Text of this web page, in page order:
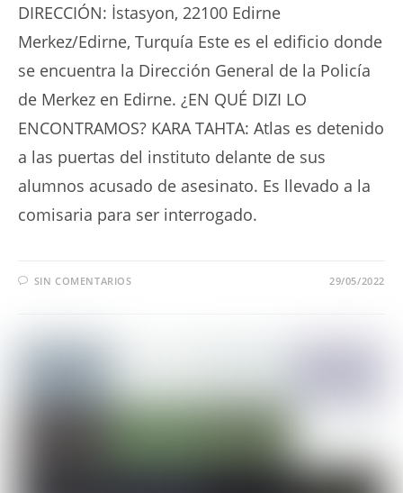
DIRECCIÓN: İstasyon, 22100 Edirne
Merkez/Edirne, Turquía Este es el edificio donde
se encuentra la Dirección General de la Policía
de Merkez en Edirne. ¿EN QUÉ DIZI LO
ENCONTRAMOS? KARA TAHTA: Atlas es detenido
a las puertas del instituto delante de sus
alumnos acusado de asesinato. Es llevado a la
comisaria para ser interrogado.
SIN COMENTARIOS 29/05/2022